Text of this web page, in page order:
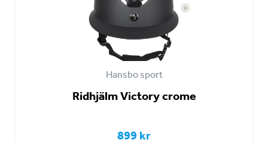
Hansbo sport
Ridhjälm Victory crome
899 kr